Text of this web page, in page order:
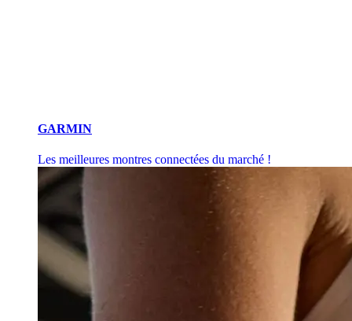
GARMIN
Les meilleures montres connectées du marché !